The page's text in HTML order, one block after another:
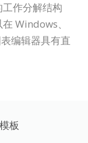
作分解结构
Windows、
编辑器具有直
板